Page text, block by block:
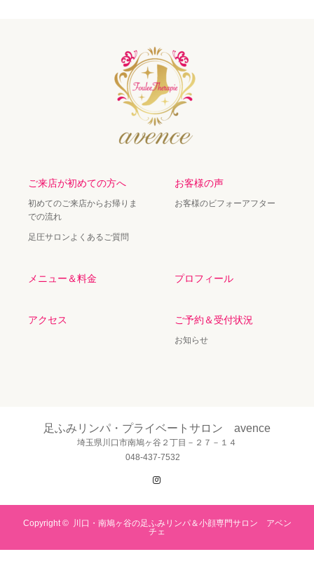
ご来店が初めての方へ
初めてのご来店からお帰りま
での流れ
足圧サロンよくあるご質問
お客様の声
お客様のビフォーアフター
メニュー＆料金 プロフィール
アクセス ご予約＆受付状況
お知らせ
足ふみリンパ・プライベートサロン avence
埼玉県川口市南鳩ヶ谷２丁目－２７－１４
048-437-7532
Copyright © 川口・南鳩ヶ谷の足ふみリンパ＆小顔専門サロン アベン
チェ